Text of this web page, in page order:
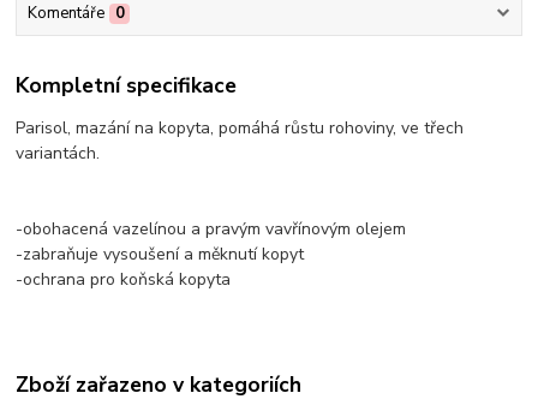
Komentáře 0
Kompletní specifikace
Parisol, mazání na kopyta, pomáhá růstu rohoviny, ve třech
variantách.
-obohacená vazelínou a pravým vavřínovým olejem
-zabraňuje vysoušení a měknutí kopyt
-ochrana pro koňská kopyta
Zboží zařazeno v kategoriích